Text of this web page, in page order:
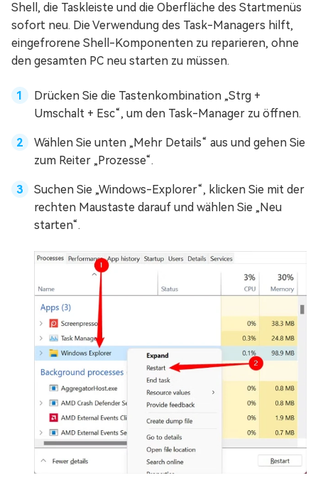
Shell, die Taskleiste und die Oberfläche des Startmenüs
sofort neu. Die Verwendung des Task-Managers hilft,
eingefrorene Shell-Komponenten zu reparieren, ohne
den gesamten PC neu starten zu müssen.
Drücken Sie die Tastenkombination „Strg +
Umschalt + Esc“, um den Task-Manager zu öffnen.
Wählen Sie unten „Mehr Details“ aus und gehen Sie
zum Reiter „Prozesse“.
Suchen Sie „Windows-Explorer“, klicken Sie mit der
rechten Maustaste darauf und wählen Sie „Neu
starten“.